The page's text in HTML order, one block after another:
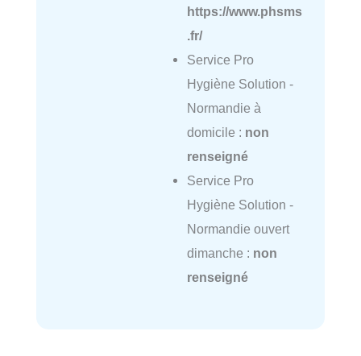
https://www.phsms
.fr/
Service Pro
Hygiène Solution -
Normandie à
domicile : non
renseigné
Service Pro
Hygiène Solution -
Normandie ouvert
dimanche : non
renseigné